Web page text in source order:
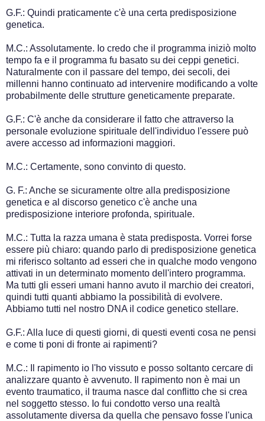
G.F.: Quindi praticamente c'è una certa predisposizione
genetica.
M.C.: Assolutamente. Io credo che il programma iniziò molto
tempo fa e il programma fu basato su dei ceppi genetici.
Naturalmente con il passare del tempo, dei secoli, dei
millenni hanno continuato ad intervenire modificando a volte
probabilmente delle strutture geneticamente preparate.
G.F.: C'è anche da considerare il fatto che attraverso la
personale evoluzione spirituale dell'individuo l'essere può
avere accesso ad informazioni maggiori.
M.C.: Certamente, sono convinto di questo.
G. F.: Anche se sicuramente oltre alla predisposizione
genetica e al discorso genetico c'è anche una
predisposizione interiore profonda, spirituale.
M.C.: Tutta la razza umana è stata predisposta. Vorrei forse
essere più chiaro: quando parlo di predisposizione genetica
mi riferisco soltanto ad esseri che in qualche modo vengono
attivati in un determinato momento dell'intero programma.
Ma tutti gli esseri umani hanno avuto il marchio dei creatori,
quindi tutti quanti abbiamo la possibilità di evolvere.
Abbiamo tutti nel nostro DNA il codice genetico stellare.
G.F.: Alla luce di questi giorni, di questi eventi cosa ne pensi
e come ti poni di fronte ai rapimenti?
M.C.: Il rapimento io l'ho vissuto e posso soltanto cercare di
analizzare quanto è avvenuto. Il rapimento non è mai un
evento traumatico, il trauma nasce dal conflitto che si crea
nel soggetto stesso. Io fui condotto verso una realtà
assolutamente diversa da quella che pensavo fosse l'unica